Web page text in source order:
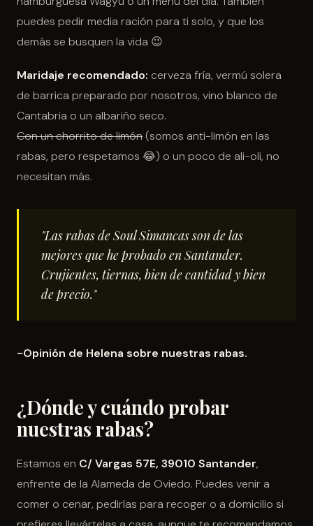
puedes pedir media ración para ti solo, y que los
demás se busquen la vida 😉
Maridaje recomendado: cerveza fría, vermú solera
de barrica preparado por nosotros, vino blanco de
Cantabria o un albariño seco.
Con un chorrito de limón(somos anti-limón en las
rabas, pero respetamos 😂) o un poco de ali-oli, no
necesitan más.
"Las rabas de Soul Simancas son de las
mejores que he probado en Santander.
Crujientes, tiernas, bien de cantidad y bien
de precio."
-Opinión de Helena sobre nuestras rabas.
¿Dónde y cuándo probar
nuestras rabas?
Estamos en C/ Vargas 57E, 39010 Santander,
enfrente de la Alameda de Oviedo. Puedes venir a
comer o cenar, pedirlas para recoger o a domicilio si